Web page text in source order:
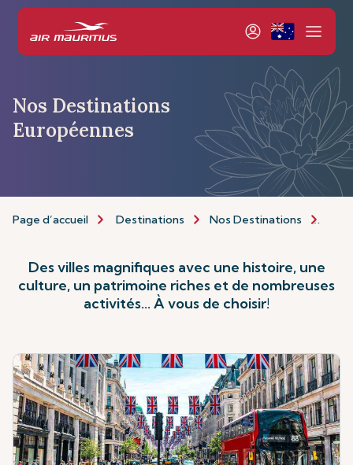
Nos Destinations
Européennes
Page d’accueil Destinations Nos Destinations
Des villes magnifiques avec une histoire, une
culture, un patrimoine riches et de nombreuses
activités... À vous de choisir!